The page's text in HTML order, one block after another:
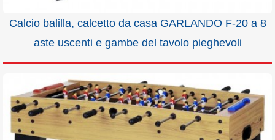
Calcio balilla, calcetto da casa GARLANDO F-20 a 8
aste uscenti e gambe del tavolo pieghevoli